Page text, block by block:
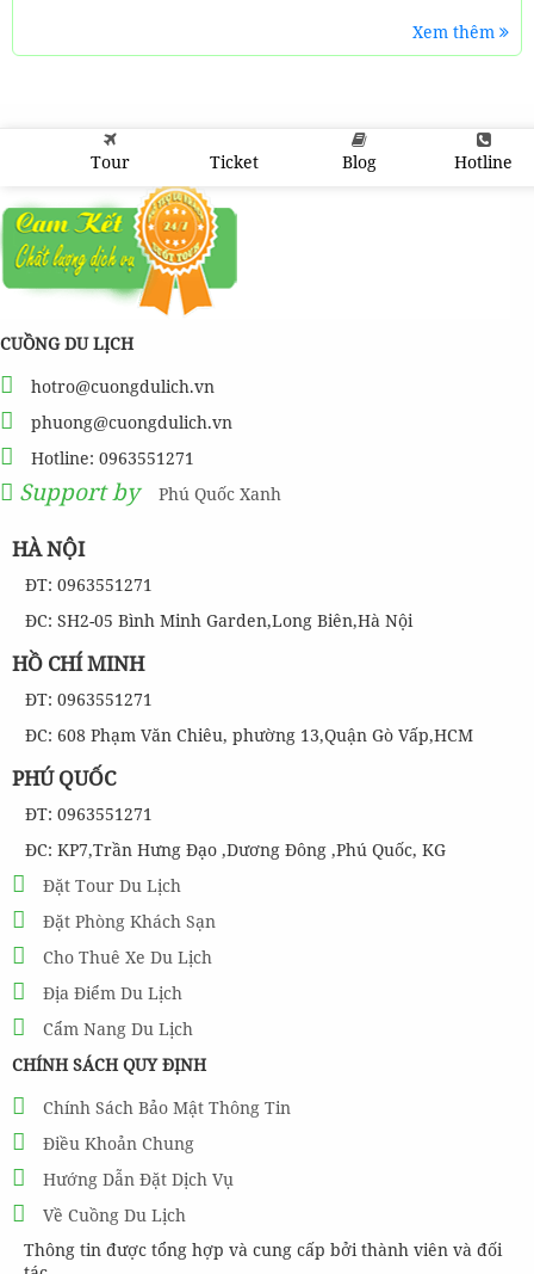
Xem thêm
Tour Ticket Blog Hotline
CUỒNG DU LỊCH
hotro@cuongdulich.vn
phuong@cuongdulich.vn
Hotline: 0963551271
Support by Phú Quốc Xanh
HÀ NỘI
ĐT: 0963551271
ĐC: SH2-05 Bình Minh Garden,Long Biên,Hà Nội
HỒ CHÍ MINH
ĐT: 0963551271
ĐC: 608 Phạm Văn Chiêu, phường 13,Quận Gò Vấp,HCM
PHÚ QUỐC
ĐT: 0963551271
ĐC: KP7,Trần Hưng Đạo ,Dương Đông ,Phú Quốc, KG
Đặt Tour Du Lịch
Đặt Phòng Khách Sạn
Cho Thuê Xe Du Lịch
Địa Điểm Du Lịch
Cẩm Nang Du Lịch
CHÍNH SÁCH QUY ĐỊNH
Chính Sách Bảo Mật Thông Tin
Điều Khoản Chung
Hướng Dẫn Đặt Dịch Vụ
Về Cuồng Du Lịch
Thông tin được tổng hợp và cung cấp bởi thành viên và đối